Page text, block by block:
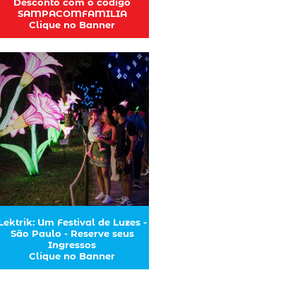
SAMPACOMFAMILIA
Clique no Banner
Um Festival de Luzes -
São Paulo - Reserve seus
Ingressos
Clique no Banner